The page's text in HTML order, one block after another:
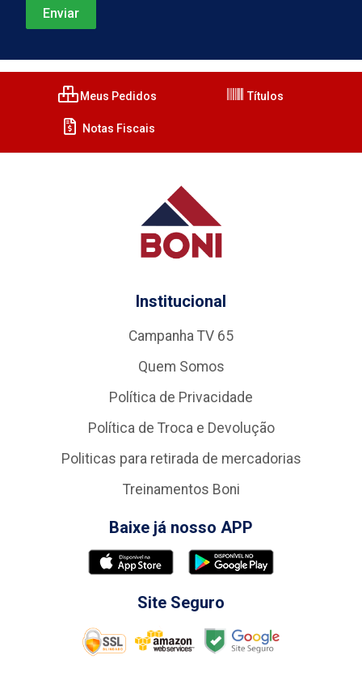
Meus Pedidos Títulos
Notas Fiscais
Institucional
Campanha TV 65
Quem Somos
Política de Privacidade
Política de Troca e Devolução
Politicas para retirada de mercadorias
Treinamentos Boni
Baixe já nosso APP
Site Seguro